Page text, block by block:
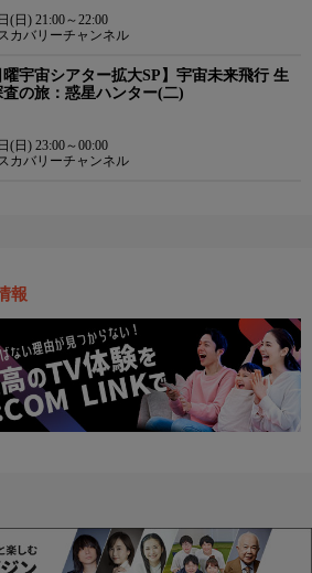
(日) 21:00～22:00
カバリーチャンネル
曜宇宙シアター拡大SP】宇宙未来飛行 生
査の旅：惑星ハンター(二)
(日) 23:00～00:00
カバリーチャンネル
報